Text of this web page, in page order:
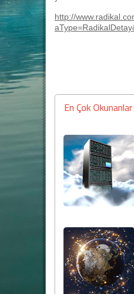
http://
En Çok Okunanlar